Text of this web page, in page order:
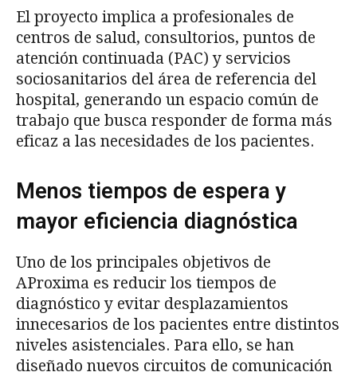
El proyecto implica a profesionales de
centros de salud, consultorios, puntos de
atención continuada (PAC) y servicios
sociosanitarios del área de referencia del
hospital, generando un espacio común de
trabajo que busca responder de forma más
eficaz a las necesidades de los pacientes.
Menos tiempos de espera y
mayor eficiencia diagnóstica
Uno de los principales objetivos de
AProxima es reducir los tiempos de
diagnóstico y evitar desplazamientos
innecesarios de los pacientes entre distintos
niveles asistenciales. Para ello, se han
diseñado nuevos circuitos de comunicación